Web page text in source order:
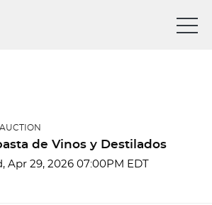
AUCTION
de Vinos y Destilados
Apr 29, 2026 07:00PM EDT